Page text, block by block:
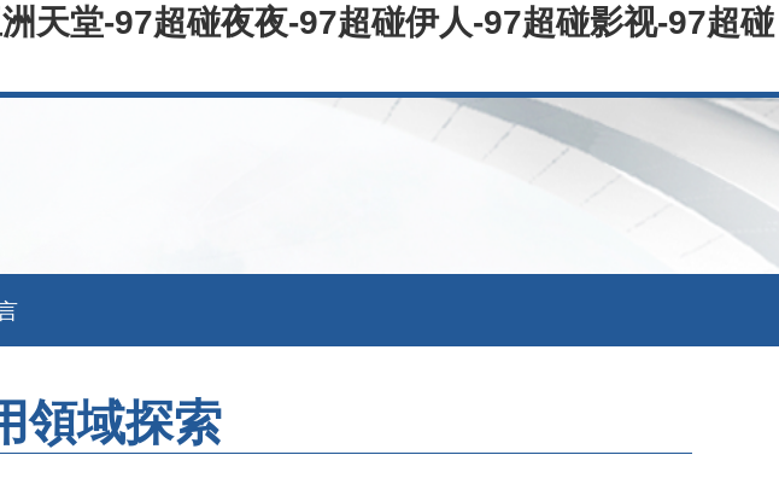
天堂-97超碰夜夜-97超碰伊人-97超碰影视-97超碰
領域探索